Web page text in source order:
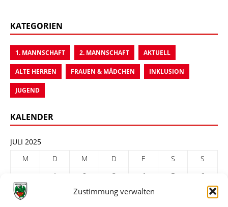
Zustimmung verwalten
KATEGORIEN
1. MANNSCHAFT 2. MANNSCHAFT AKTUELL
ALTE HERREN FRAUEN & MÄDCHEN INKLUSION
JUGEND
KALENDER
JULI 2025
M
D M D F S
S
1
2 3 4 5
6
7
9 10 11